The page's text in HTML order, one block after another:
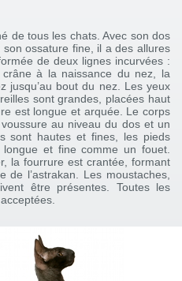
de tous les chats. Avec son dos
ossature fine, il a des allures
de deux lignes incurvées :
à la naissance du nez, la
jusqu’au bout du nez. Les yeux
sont grandes, placées haut
est longue et arquée. Le corps
au niveau du dos et un
sont hautes et fines, les pieds
et fine comme un fouet.
la fourrure est crantée, formant
de l’astrakan. Les moustaches,
être présentes. Toutes les